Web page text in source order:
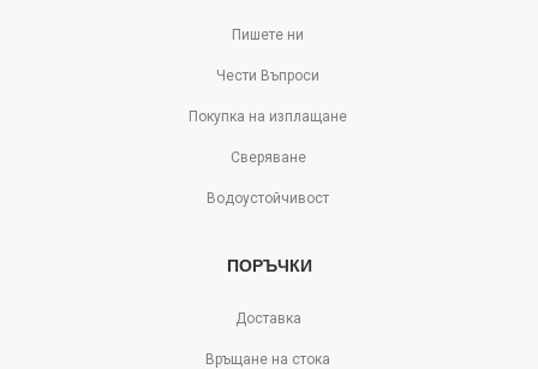
Пишете ни
Чести Въпроси
Покупка на изплащане
Сверяване
Водоустойчивост
ПОРЪЧКИ
Доставка
Връщане на стока